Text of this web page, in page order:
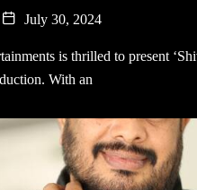
July 30, 2024
is thrilled to present
With an